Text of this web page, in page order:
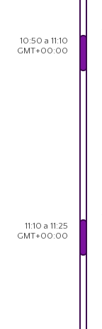
10:50 a 11:10
GMT+00:00
11:10 a 11:25
GMT+00:00